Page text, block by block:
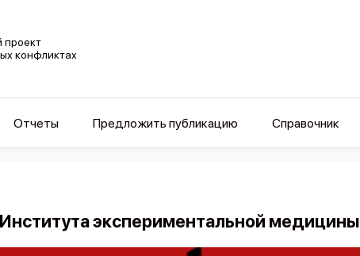
проект
конфликтах
Отчеты Предложить публикацию Справочник
экспериментальной медицины